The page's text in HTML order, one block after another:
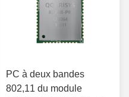
PC à deux bandes
802,11 du module